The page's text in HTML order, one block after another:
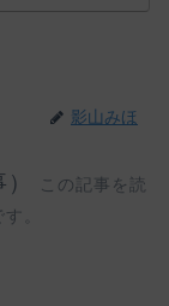
影山みほ
この記事を読
。